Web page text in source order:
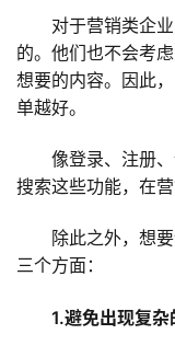
对于营销类企
的。他们也不会考
想要的内容。因此
单越好。
像登录、注册
搜索这些功能，在
除此之外，想
三个方面：
1.避免出现复杂